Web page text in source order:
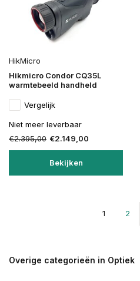
HikMicro
Hikmicro Condor CQ35L
warmtebeeld handheld
Vergelijk
Niet meer leverbaar
€2.395,00 €2.149,00
Bekijken
1 2
Overige categorieën in Optiek